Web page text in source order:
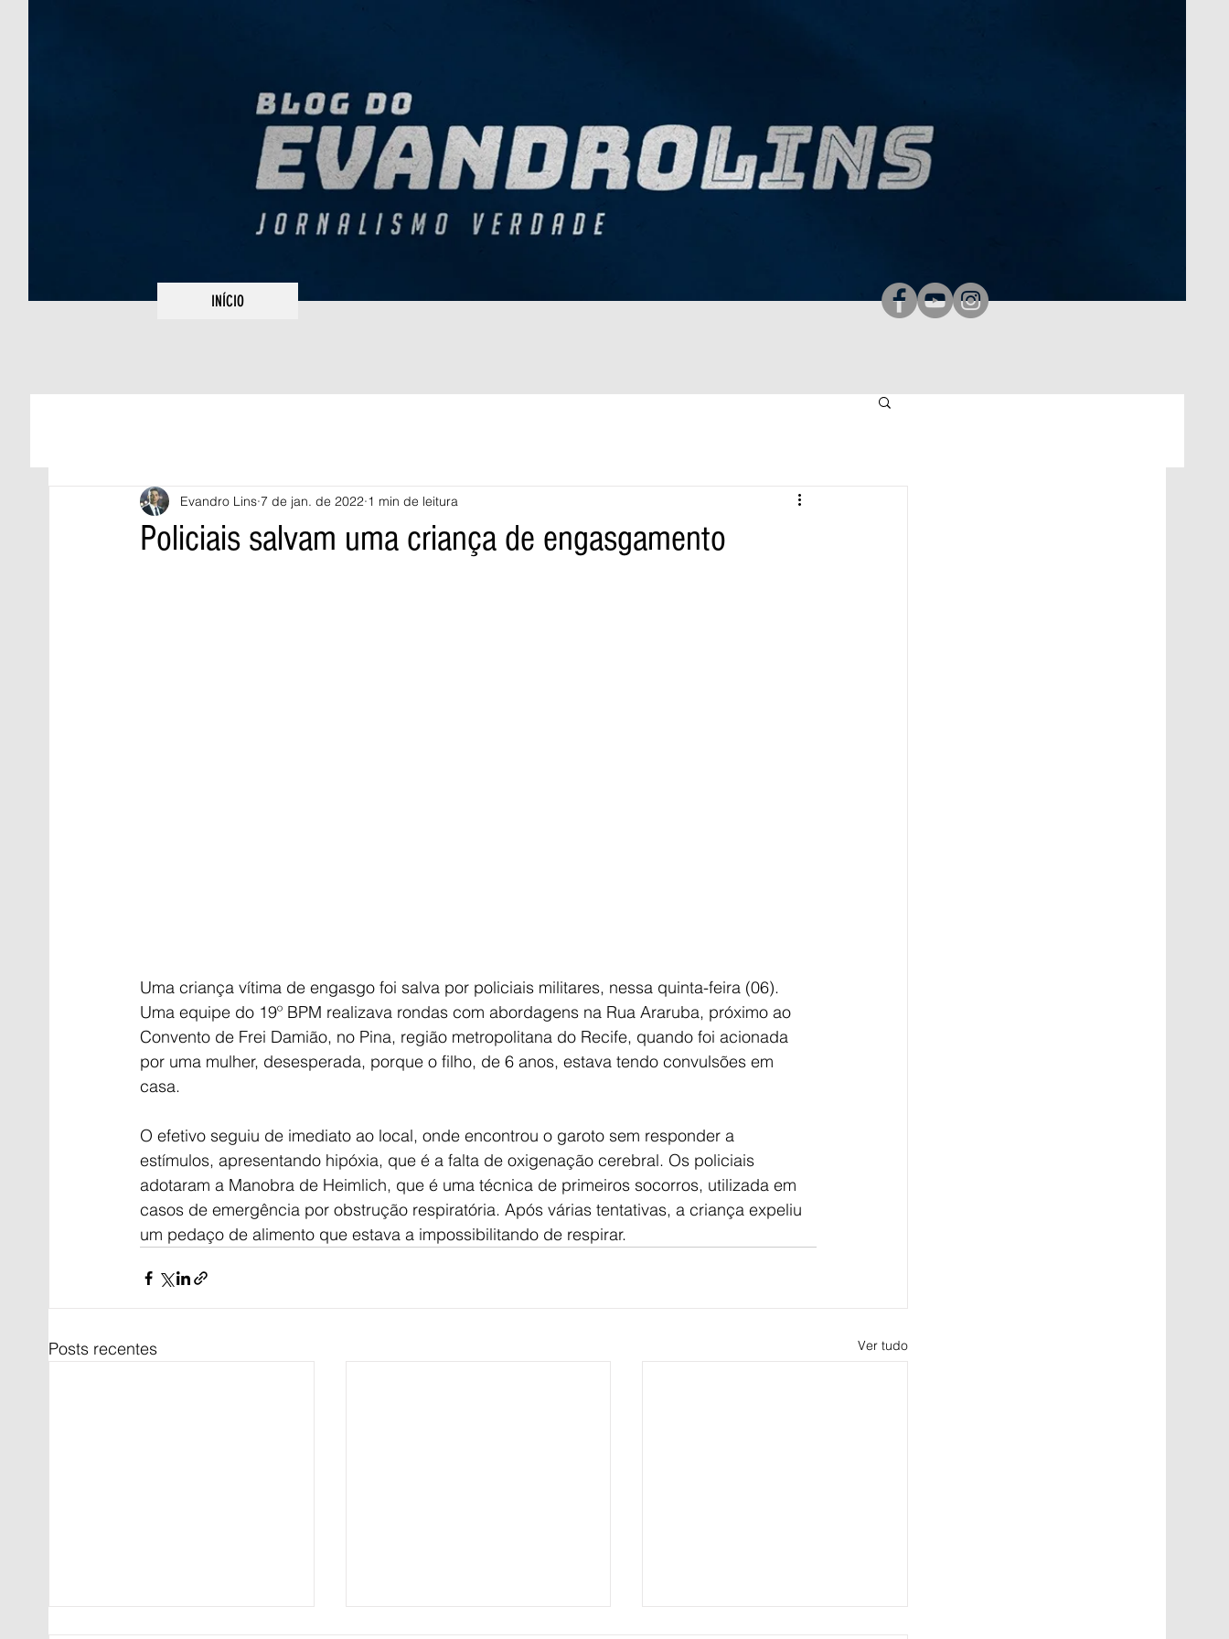
INÍCIO
Policiais salvam uma criança de engasgamento
Evandro Lins 7 de jan. de 2022 1 min de leitura
Uma criança vítima de engasgo foi salva por policiais militares, nessa quinta-feira (06).
Uma equipe do 19º BPM realizava rondas com abordagens na Rua Araruba, próximo ao
Convento de Frei Damião, no Pina, região metropolitana do Recife, quando foi acionada
por uma mulher, desesperada, porque o filho, de 6 anos, estava tendo convulsões em
casa.
O efetivo seguiu de imediato ao local, onde encontrou o garoto sem responder a
estímulos, apresentando hipóxia, que é a falta de oxigenação cerebral. Os policiais
adotaram a Manobra de Heimlich, que é uma técnica de primeiros socorros, utilizada em
casos de emergência por obstrução respiratória. Após várias tentativas, a criança expeliu
um pedaço de alimento que estava a impossibilitando de respirar.
Posts recentes Ver tudo